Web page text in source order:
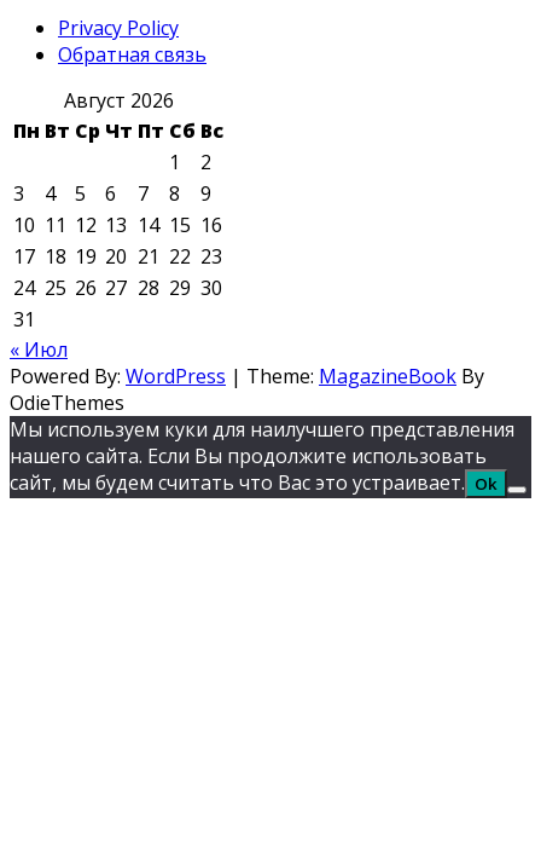
Privacy Policy
Обратная связь
Август 2026
Пн Вт Ср Чт Пт Сб Вс
1
2
3
4 5 6 7 8
9
10 11 12 13 14 15 16
17 18 19 20 21 22 23
24 25 26 27 28 29 30
31
« Июл
Powered By: WordPress | Theme: MagazineBook By
OdieThemes
Мы используем куки для наилучшего представления
нашего сайта. Если Вы продолжите использовать
сайт, мы будем считать что Вас это устраивает. Ok